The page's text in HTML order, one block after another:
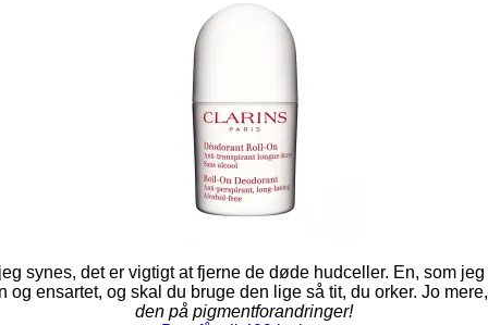
synes, det er vigtigt at fjerne de døde hudceller. En, som
ensartet, og skal du bruge den lige så tit, du orker. Jo
den på pigmentforandringer!